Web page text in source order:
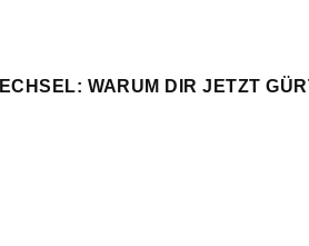
WARUM DIR JETZT